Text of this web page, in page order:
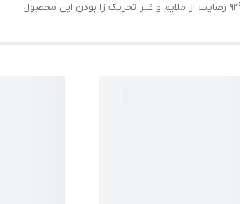
تحریک زا بودن این محصول